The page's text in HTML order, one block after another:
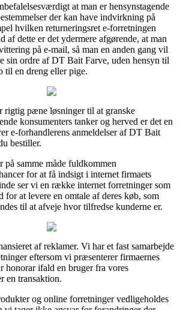
at man er hensynstagende
der kan have indvirkning på
hvilken returneringsret e-forretningen
af dette er det ydermere afgørende, at man
på e-mail, så man en anden gang vil
sin ordre af DT Bait Farve, uden hensyn til
til en dreng eller pige.
rigtig pæne løsninger til at granske
konsumenters tanker og herved er det en
e-forhandlerens anmeldelser af DT Bait
bestiller.
på samme måde fuldkommen
for at få indsigt i internet firmaets
ser vi en række internet forretninger som
for at levere en omtale af deres køb, som
til at afveje hvor tilfredse kunderne er.
af reklamer. Vi har et fast samarbejde
eftersom vi præsenterer firmaernes
honorar ifald en bruger fra vores
en transaktion.
og online forretninger vedligeholdes